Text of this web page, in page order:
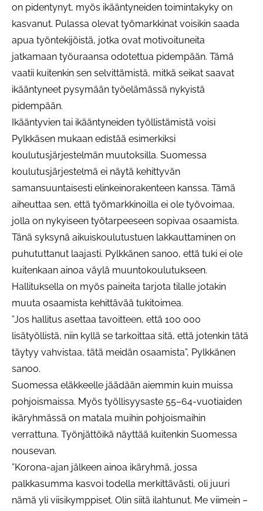
on pidentynyt, myös ikääntyneiden toimintakyky on
kasvanut. Pulassa olevat työmarkkinat voisikin saada
apua työntekijöistä, jotka ovat motivoituneita
jatkamaan työuraansa odotettua pidempään. Tämä
vaatii kuitenkin sen selvittämistä, mitkä seikat saavat
ikääntyneet pysymään työelämässä nykyistä
pidempään.
Ikääntyvien tai ikääntyneiden työllistämistä voisi
Pylkkäsen mukaan edistää esimerkiksi
koulutusjärjestelmän muutoksilla. Suomessa
koulutusjärjestelmä ei näytä kehittyvän
samansuuntaisesti elinkeinorakenteen kanssa. Tämä
aiheuttaa sen, että työmarkkinoilla ei ole työvoimaa,
jolla on nykyiseen työtarpeeseen sopivaa osaamista.
Tänä syksynä aikuiskoulutustuen lakkauttaminen on
puhututtanut laajasti. Pylkkänen sanoo, että tuki ei ole
kuitenkaan ainoa väylä muuntokoulutukseen.
Hallituksella on myös paineita tarjota tilalle jotakin
muuta osaamista kehittävää tukitoimea.
”Jos hallitus asettaa tavoitteen, että 100 000
lisätyöllistä, niin kyllä se tarkoittaa sitä, että jotenkin tätä
täytyy vahvistaa, tätä meidän osaamista”, Pylkkänen
sanoo.
Suomessa eläkkeelle jäädään aiemmin kuin muissa
pohjoismaissa. Myös työllisyysaste 55–64-vuotiaiden
ikäryhmässä on matala muihin pohjoismaihin
verrattuna. Työnjättöikä näyttää kuitenkin Suomessa
nousevan.
”Korona-ajan jälkeen ainoa ikäryhmä, jossa
palkkasumma kasvoi todella merkittävästi, oli juuri
nämä yli viisikymppiset. Olin siitä ilahtunut. Me viimein –